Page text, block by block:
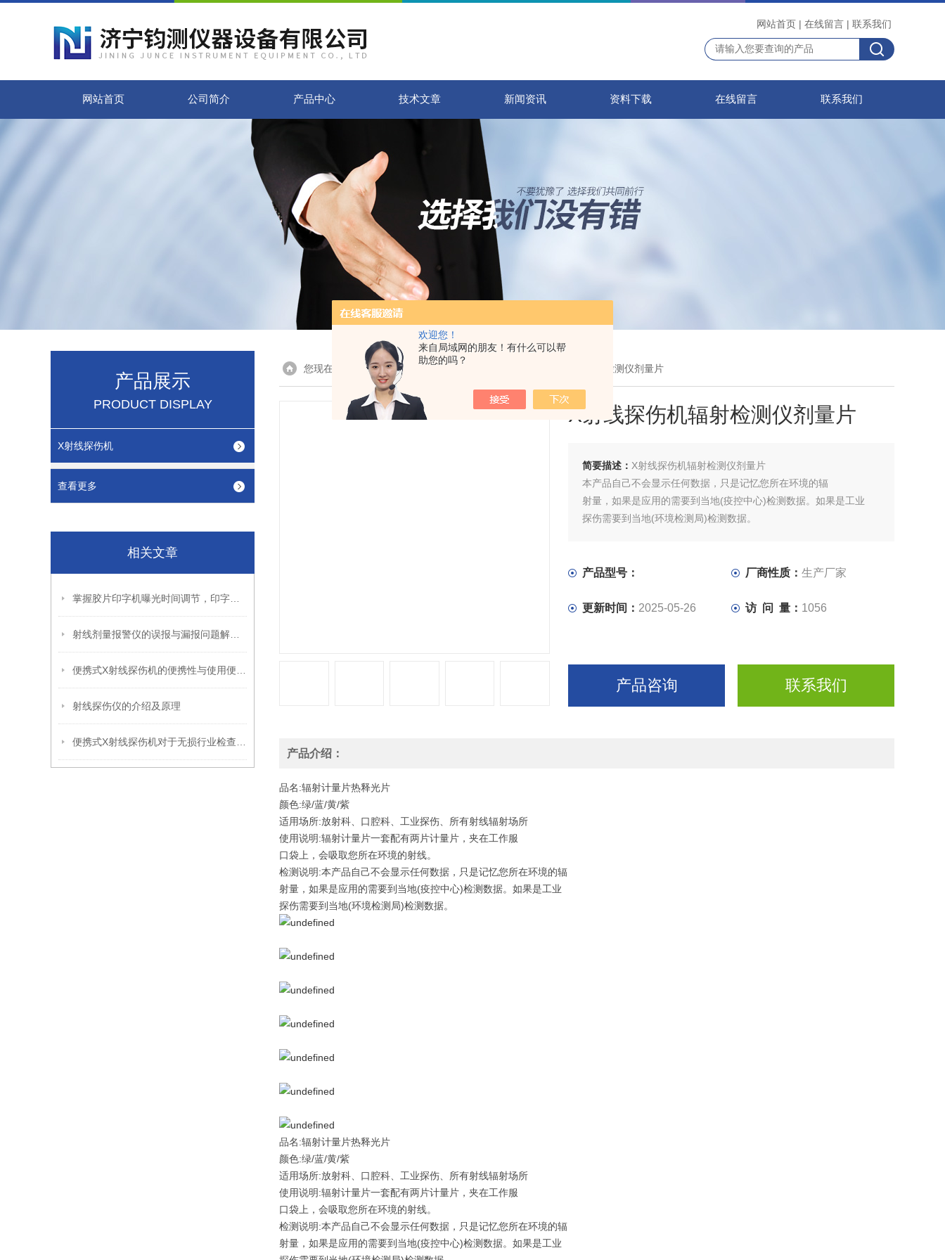
欢迎您！
来自局域网的朋友！有什么可以帮
助您的吗？
网站首页 | 在线留言 | 联系我们
网站首页 公司简介 产品中心 技术文章 新闻资讯 资料下载 在线留言 联系我们
产品展示
PRODUCT DISPLAY
X射线探伤机
查看更多
相关文章
射线探伤仪的介绍及原理
您现在的位置：首页> 产品展示 > > > X射线探伤机辐射检测仪剂量片
X射线探伤机辐射检测仪剂量片
简要描述： X射线探伤机辐射检测仪剂量片
本产品自己不会显示任何数据，只是记忆您所在环境的辐
射量，如果是应用的需要到当地(疫控中心)检测数据。如果是工业
探伤需要到当地(环境检测局)检测数据。
产品型号： 厂商性质：生产厂家
更新时间： 2025-05-26 访 问 量： 1056
产品咨询 联系我们
产品介绍：
品名:辐射计量片热释光片
颜色:绿/蓝/黄/紫
适用场所:放射科、口腔科、工业探伤、所有射线辐射场所
使用说明:辐射计量片一套配有两片计量片，夹在工作服
口袋上，会吸取您所在环境的射线。
检测说明:本产品自己不会显示任何数据，只是记忆您所在环境的辐
射量，如果是应用的需要到当地(疫控中心)检测数据。如果是工业
探伤需要到当地(环境检测局)检测数据。
品名:辐射计量片热释光片
颜色:绿/蓝/黄/紫
适用场所:放射科、口腔科、工业探伤、所有射线辐射场所
使用说明:辐射计量片一套配有两片计量片，夹在工作服
口袋上，会吸取您所在环境的射线。
检测说明:本产品自己不会显示任何数据，只是记忆您所在环境的辐
射量，如果是应用的需要到当地(疫控中心)检测数据。如果是工业